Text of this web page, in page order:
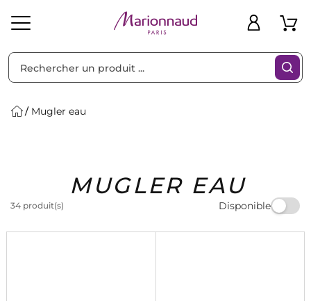
Solaire Homme Marques Idées
Cadeaux
Bons
Plans
Mugler eau
MUGLER EAU
34 produit(s) Disponible
Filtres